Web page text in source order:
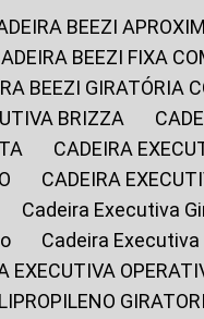
BEEZI
CADEIRA BEEZI FIXA
BEEZI GIRATÓRIA
BRIZZA
CADEIRA
CADEIRA
Cadeira Executiva
Cadeira
EXECUTIVA